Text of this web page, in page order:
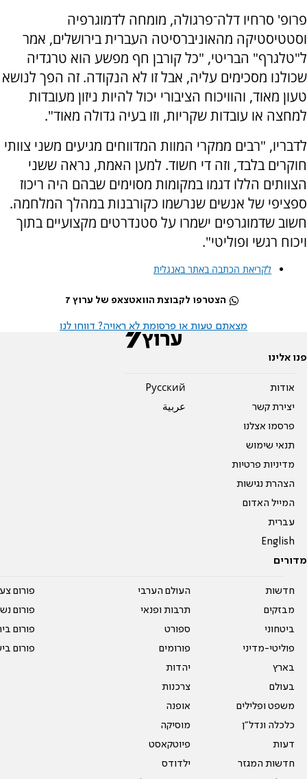
פרופ' סרחיו דלה־פרגולה, מומחה לדמוגרפיה
וסטטיסטיקה מהאוניברסיטה העברית בירושלים, אמר
ל"טלגרף" הבריטי, "כל קורבן חף מפשע הוא טרגדיה
שכולנו מסכימים עליה, אבל זו לא הנקודה. זה הפך לנושא
טעון מאוד, והוויכוח הציבורי יכול להיות ניזון מעובדות
למחצה או עובדות שקריות, וזו בעיה גדולה מאוד".
לדבריו, "רבים ממקרי המוות המדווחים מגיעים משני צוותי
חוקרים בלבד, וזה די חשוד. למען האמת, נראה ששני
הצוותים הללו דגמו במקומות מסוימים שבהם היה ריכוז
ספציפי של אנשים שנרשמו כקורבנות במהלך המלחמה.
חשוב שדמוגרפים ישמרו על סטנדרטים מקצועיים בתוך
ויכוח רגשי ופוליטי".
לקריאת הכתבה באתר באנגלית
הצטרפו לקבוצת הוואטצאפ של ערוץ 7
מצאתם טעות או פרסומת לא ראויה? דווחו לנו
פנו אלינו
אודות
יצירת קשר
פרסמו אצלנו
תנאי שימוש
מדיניות פרטיות
הצהרת נגישות
המייל האדום
עברית
English
Pусский
عربية
מדורים
חדשות
מבזקים
ביטחוני
פוליטי-מדיני
בארץ
בעולם
משפט ופלילים
כלכלה ונדל"ן
דעות
חדשות המגזר
העולם הערבי
תרבות ופנאי
ספורט
פורומים
יהדות
צרכנות
אופנה
מוסיקה
פיוטקאסט
ילדודס
פורום
פורום
פורום
פורום